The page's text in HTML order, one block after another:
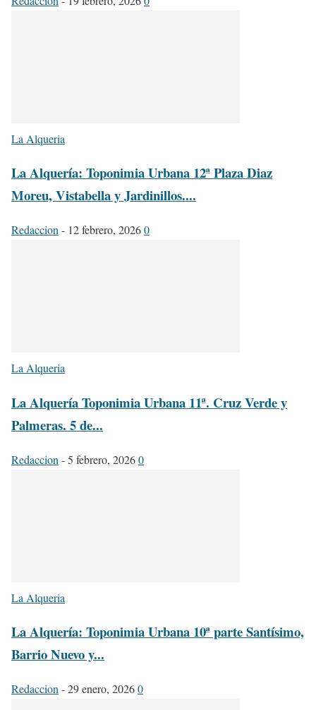
La Alqueria
La Alquería: Toponimia Urbana 12ª Plaza Diaz
Moreu, Vistabella y Jardinillos....
Redaccion - 12 febrero, 20260
La Alqueria
La Alquería Toponimia Urbana 11ª. Cruz Verde y
Palmeras. 5 de...
Redaccion -5 febrero, 20260
La Alqueria
La Alquería: Toponimia Urbana 10ª parte Santísimo,
Barrio Nuevo y...
Redaccion -29 enero, 20260